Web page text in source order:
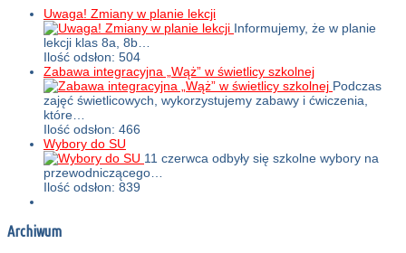
Uwaga! Zmiany w planie lekcji
Informujemy, że w planie
lekcji klas 8a, 8b…
Ilość odsłon: 504
Zabawa integracyjna „Wąż” w świetlicy szkolnej
Podczas
zajęć świetlicowych, wykorzystujemy zabawy i ćwiczenia,
które…
Ilość odsłon: 466
Wybory do SU
11 czerwca odbyły się szkolne wybory na
przewodniczącego…
Ilość odsłon: 839
Archiwum